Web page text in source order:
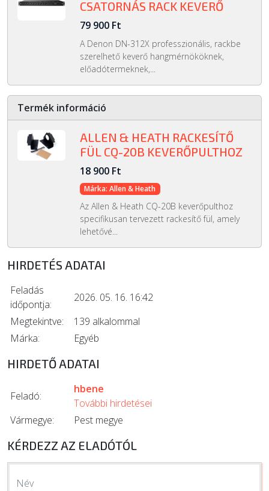
CSATORNÁS RACK KEVERŐ
79 900 Ft
A Denon DN-312X professzionális, rackbe
szerelhető keverő hangmérnököknek,
előadótermeknek,...
Termék információ
ALLEN & HEATH RACKESÍTŐ
FÜL CQ-20B KEVERŐPULTHOZ
18 900 Ft
Márka: Allen & Heath
Az Allen & Heath CQ-20B keverőpulthoz
specifikusan tervezett rackesítő fül, amely
lehetővé...
HIRDETÉS ADATAI
Feladás
időpontja:
2026. 05. 16. 16:42
Megtekintve:
139 alkalommal
Márka:
Egyéb
HIRDETŐ ADATAI
Feladó:
hbene
További hirdetései
Vármegye:
Pest megye
KÉRDEZZ AZ ELADÓTÓL
Név